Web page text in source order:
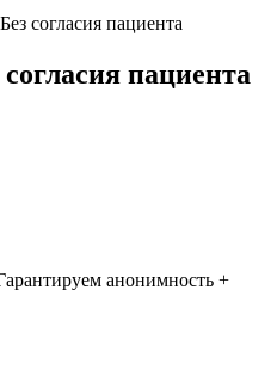
Без согласия пациента
пациента
анонимность +